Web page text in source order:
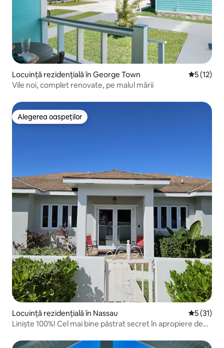
Locuință rezidențială în George Town Scor
5 (12)
Vile noi, complet renovate, pe malul mării
Alegerea oaspeților
Alegerea oaspeților
Locuință rezidențială în Nassau Scor
5 (31)
Liniște 100%! Cel mai bine păstrat secret în apropiere de